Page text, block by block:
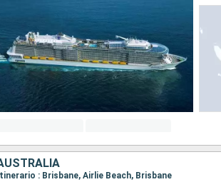
Itinerario : Brisbane, Airlie Beach, Brisbane